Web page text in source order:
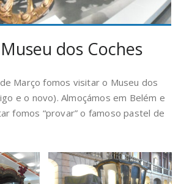
dos Coches
Março fomos visitar o Museu dos
e o novo). Almoçámos em Belém e
fomos “provar” o famoso pastel de